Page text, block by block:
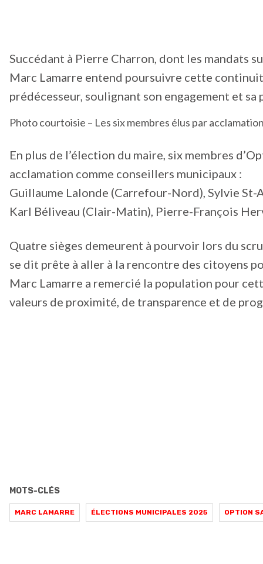
Succédant à Pierre Charron, dont les mandats
Marc Lamarre entend poursuivre cette
prédécesseur, soulignant son engagement et
Photo courtoisie – Les six membres élus par
En plus de l’élection du maire, six membres
acclamation comme conseillers municipaux :
Guillaume Lalonde (Carrefour-Nord), Sylvie
Karl Béliveau (Clair-Matin), Pierre-François
Quatre sièges demeurent à pourvoir lors du
se dit prête à aller à la rencontre des citoyens
Marc Lamarre a remercié la population pour
valeurs de proximité, de transparence et de
MOTS-CLÉS
MARC LAMARRE ÉLECTIONS MUNICIPALES 2025 OPTION